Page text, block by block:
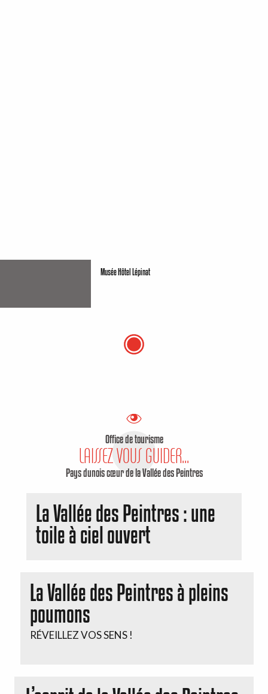
Musée Hôtel Lépinat
Office de tourisme
LAISSEZ VOUS GUIDER...
Pays dunois cœur de la Vallée des Peintres
La Vallée des Peintres : une
toile à ciel ouvert
La Vallée des Peintres à pleins
poumons
RÉVEILLEZ VOS SENS !